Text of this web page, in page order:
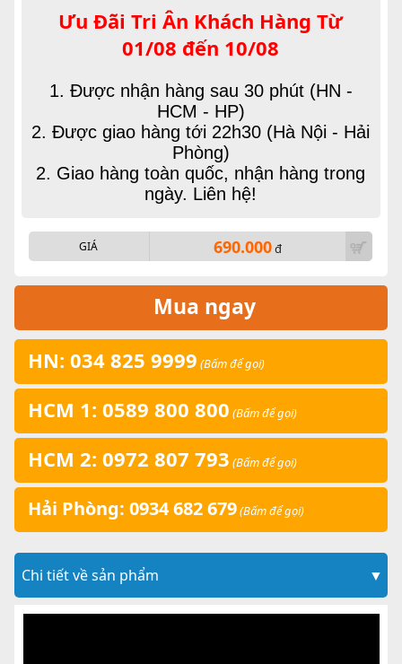
Ưu Đãi Tri Ân Khách Hàng Từ
01/08 đến 10/08
1. Được nhận hàng sau 30 phút (HN -
HCM - HP)
2. Được giao hàng tới 22h30 (Hà Nội - Hải
Phòng)
2. Giao hàng toàn quốc, nhận hàng trong
ngày. Liên hệ!
GIÁ 690.000đ
Mua ngay
HN: 034 825 9999 (Bấm để gọi)
HCM 1: 0589 800 800 (Bấm để gọi)
HCM 2: 0972 807 793 (Bấm để gọi)
Hải Phòng: 0934 682 679(Bấm để gọi)
Chi tiết về sản phẩm ▼